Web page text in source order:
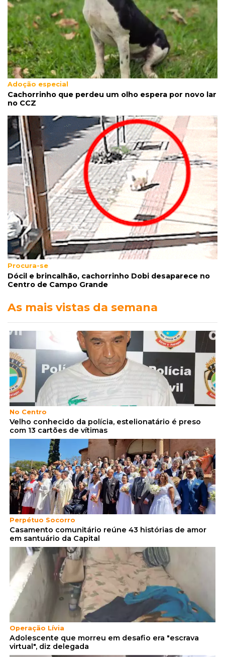
Árvore cai, bloqueia avenida e deixa comércio
sem energia em Campo Grande
12:34Fogo e fumaça
"Foi mal": mulher coloca fogo em terreno e
causa incêndio no Santo Amaro
Adoção especial
Cachorrinho que perdeu um olho espera por novo lar
no CCZ
Procura-se
Dócil e brincalhão, cachorrinho Dobi desaparece no
Centro de Campo Grande
As mais vistas da semana
No Centro
Velho conhecido da polícia, estelionatário é preso
com 13 cartões de vítimas
Perpétuo Socorro
Casamento comunitário reúne 43 histórias de amor
em santuário da Capital
Operação Lívia
Adolescente que morreu em desafio era "escrava
virtual", diz delegada